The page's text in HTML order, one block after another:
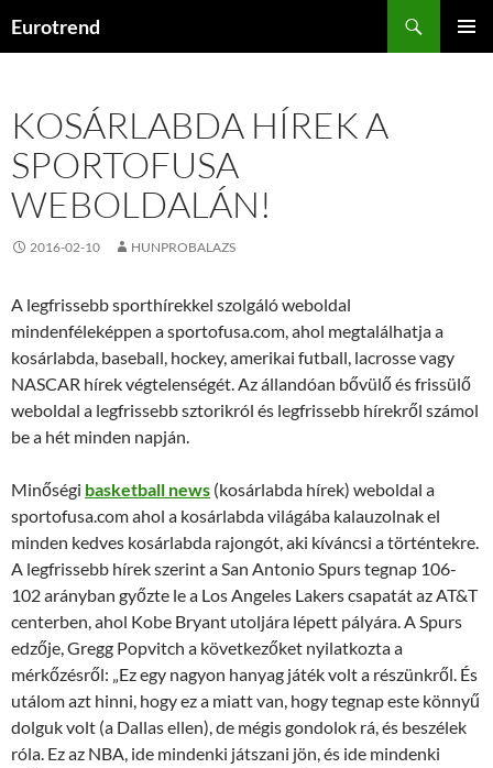
Eurotrend
KOSÁRLABDA HÍREK A
SPORTOFUSA
WEBOLDALÁN!
2016-02-10 HUNPROBALAZS
A legfrissebb sporthírekkel szolgáló weboldal
mindenféleképpen a sportofusa.com, ahol megtalálhatja a
kosárlabda, baseball, hockey, amerikai futball, lacrosse vagy
NASCAR hírek végtelenségét. Az állandóan bővülő és frissülő
weboldal a legfrissebb sztorikról és legfrissebb hírekről számol
be a hét minden napján.
Minőségi basketball news (kosárlabda hírek) weboldal a
sportofusa.com ahol a kosárlabda világába kalauzolnak el
minden kedves kosárlabda rajongót, aki kíváncsi a történtekre.
A legfrissebb hírek szerint a San Antonio Spurs tegnap 106-
102 arányban győzte le a Los Angeles Lakers csapatát az AT&T
centerben, ahol Kobe Bryant utoljára lépett pályára. A Spurs
edzője, Gregg Popvitch a következőket nyilatkozta a
mérkőzésről: „Ez egy nagyon hanyag játék volt a részünkről. És
utálom azt hinni, hogy ez a miatt van, hogy tegnap este könnyű
dolguk volt (a Dallas ellen), de mégis gondolok rá, és beszélek
róla. Ez az NBA, ide mindenki játszani jön, és ide mindenki